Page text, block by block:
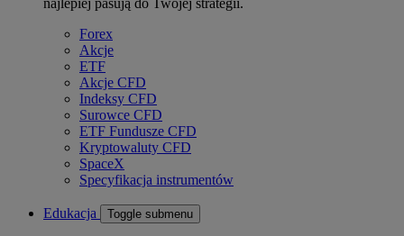
Forex
Akcje
ETF
Akcje CFD
Indeksy CFD
Surowce CFD
ETF Fundusze CFD
Kryptowaluty CFD
SpaceX
Specyfikacja instrumentów
Edukacja Toggle submenu